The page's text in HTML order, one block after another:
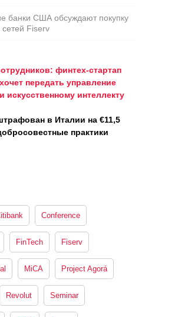
банки США обсуждают покупку
Fiserv
финтех-стартап
передать управление
искусственному интеллекту
в Италии на €11,5
практики
Conference
FinTech Fiserv
MiCA Project Agorá
Revolut Seminar